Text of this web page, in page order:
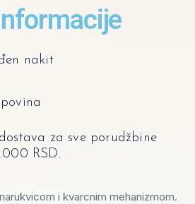
nakit
za sve porudžbine
RSD.
i kvarcnim mehanizmom.